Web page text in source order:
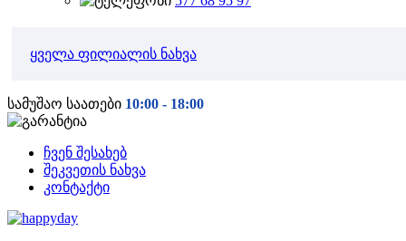
ყველა ფილიალის ნახვა
სამუშაო საათები 10:00 - 18:00
ჩვენ შესახებ
შეკვეთის ნახვა
კონტაქტი